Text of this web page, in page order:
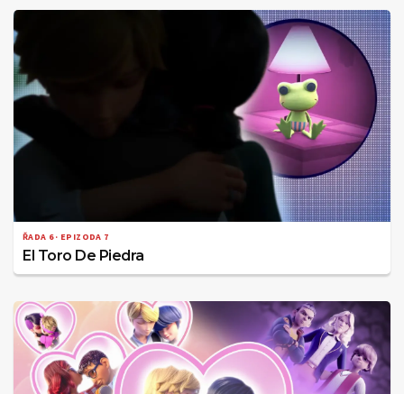
ŘADA 6 · EPIZODA 7
El Toro De Piedra